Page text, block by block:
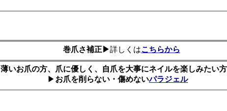
巻爪さ補正▶詳しくはこちらから
薄いお爪の方、爪に優しく、自爪を大事にネイルを楽しみたい
▶ お爪を削らない・傷めないパラジェル